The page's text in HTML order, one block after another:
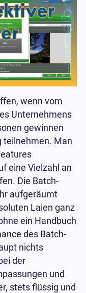
wenn vom
Unternehmens
gewinnen
teilnehmen. Man
eine Vielzahl an
Die Batch-
aufgeräumt
Laien ganz
ein Handbuch
des Batch-
nichts
der
und
stets flüssig und